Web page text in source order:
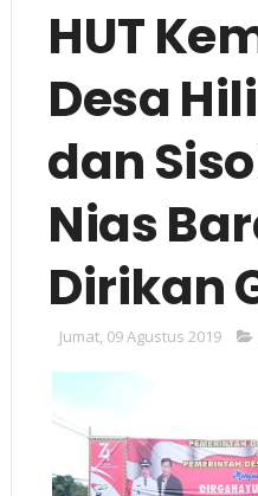
HUT
Desa
dan
Nias
Dirikan
Jumat, 09 Agustus 2019